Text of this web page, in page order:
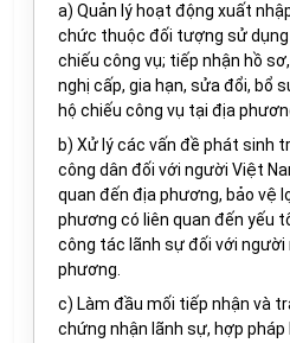
a) Quản lý hoạt động xuất
chức thuộc đối tượng sử dụng
chiếu công vụ; tiếp nhận hồ
nghị cấp, gia hạn, sửa đổi, bổ
hộ chiếu công vụ tại địa
b) Xử lý các vấn đề phát sinh
công dân đối với người Việt
quan đến địa phương, bảo vệ
phương có liên quan đến yếu
công tác lãnh sự đối với
phương.
c) Làm đầu mối tiếp nhận và
chứng nhận lãnh sự, hợp